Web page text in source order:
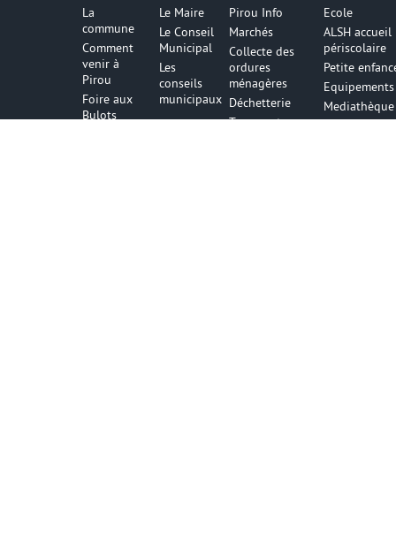
La
commune
Comment
venir à
Pirou
Foire aux
Bulots
Le Maire
Le Conseil
Municipal
Les
conseils
municipaux
Pirou Info
Marchés
Collecte des
ordures
ménagères
Déchetterie
Transports
Ecole
ALSH accueil
périscolaire
Petite
Mediathèque